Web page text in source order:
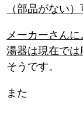
（部品がない
メーカーさん
湯器は現在で
そうです。
また